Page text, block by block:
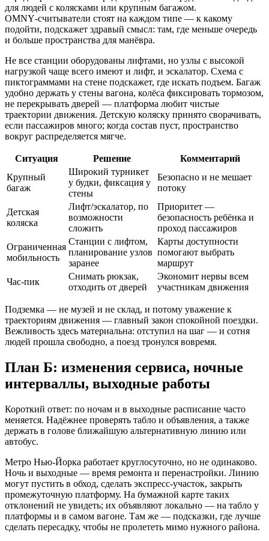
для людей с колясками или крупным багажом.
OMNY‑считыватели стоят на каждом типе — к какому
подойти, подскажет здравый смысл: там, где меньше очередь
и больше пространства для манёвра.
Не все станции оборудованы лифтами, но узлы с высокой
нагрузкой чаще всего имеют и лифт, и эскалатор. Схема с
пиктограммами на стене подскажет, где искать подъем. Багаж
удобно держать у стены вагона, колёса фиксировать тормозом,
не перекрывать дверей — платформа любит чистые
траектории движения. Детскую коляску принято сворачивать,
если пассажиров много; когда состав пуст, пространство
вокруг распределяется мягче.
Ситуация Решение
Комментарий
Крупный
багаж
Широкий турникет
у будки, фиксация у
стены
Безопасно и не мешает
потоку
Детская
коляска
Лифт/эскалатор, по
возможности
сложить
Приоритет —
безопасность ребёнка и
проход пассажиров
Ограниченная
мобильность
Станции с лифтом,
планирование узлов
заранее
Карты доступности
помогают выбрать
маршрут
Час‑пик
Снимать рюкзак,
отходить от дверей
Экономит нервы всем
участникам движения
Подземка — не музей и не склад, и потому уважение к
траекториям движения — главный закон спокойной поездки.
Вежливость здесь материальна: отступил на шаг — и сотня
людей прошла свободно, а поезд тронулся вовремя.
План Б: изменения сервиса, ночные
интерваллы, выходные работы
Короткий ответ: по ночам и в выходные расписание часто
меняется. Надёжнее проверять табло и объявления, а также
держать в голове ближайшую альтернативную линию или
автобус.
Метро Нью‑Йорка работает круглосуточно, но не одинаково.
Ночь и выходные — время ремонта и перенастройки. Линию
могут пустить в обход, сделать экспресс‑участок, закрыть
промежуточную платформу. На бумажной карте таких
отклонений не увидеть; их объявляют локально — на табло у
платформы и в самом вагоне. Там же — подсказки, где лучше
сделать пересадку, чтобы не пролететь мимо нужного района.